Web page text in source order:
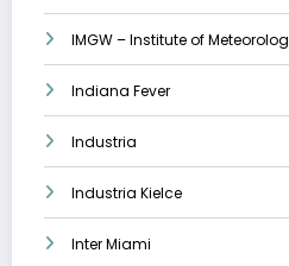
IMGW – Institute of
Indiana Fever
Industria
Industria Kielce
Inter Miami